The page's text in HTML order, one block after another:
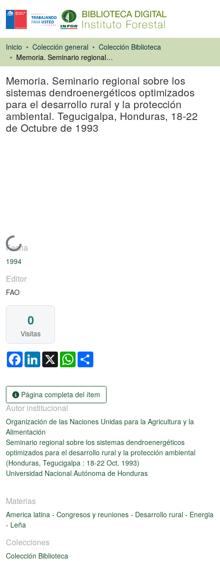
Inicio Colección general
Colección Biblioteca
Memoria. Seminario regional sobre los sistemas dendroenergéticos optimizados para el desarrollo rural y la protección ambiental. Tegucigalpa, Honduras, 18-22 de Octubre de 1993
Memoria. Seminario regional sobre los
sistemas dendroenergéticos optimizados
para el desarrollo rural y la protección
ambiental. Tegucigalpa, Honduras, 18-22
de Octubre de 1993
Cargando...
Fecha
1994
Editor
FAO
0
Visitas
FacebookLinkedIn
X WhatsApp
Página completa del ítem
Autor institucional
Organización de las Naciones Unidas para la Agricultura y la
Alimentación
Seminario regional sobre los sistemas dendroenergéticos
optimizados para el desarrollo rural y la protección ambiental
(Honduras, Tegucigalpa : 18-22 Oct. 1993)
Universidad Nacional Autónoma de Honduras
Materias
America latina - Congresos y reuniones - Desarrollo rural - Energia
- Leña
Colecciones
Colección Biblioteca